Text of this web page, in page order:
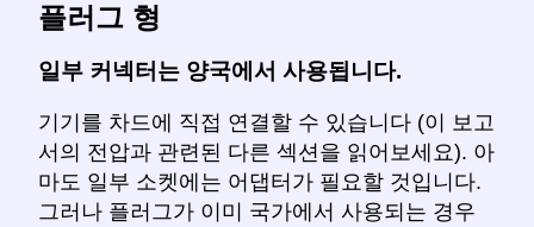
플러그 형
일부 커넥터는 양국에서 사용됩니다.
기기를 차드에 직접 연결할 수 있습니다 (이 보고
서의 전압과 관련된 다른 섹션을 읽어보세요). 아
마도 일부 소켓에는 어댑터가 필요할 것입니다.
그러나 플러그가 이미 국가에서 사용되는 경우